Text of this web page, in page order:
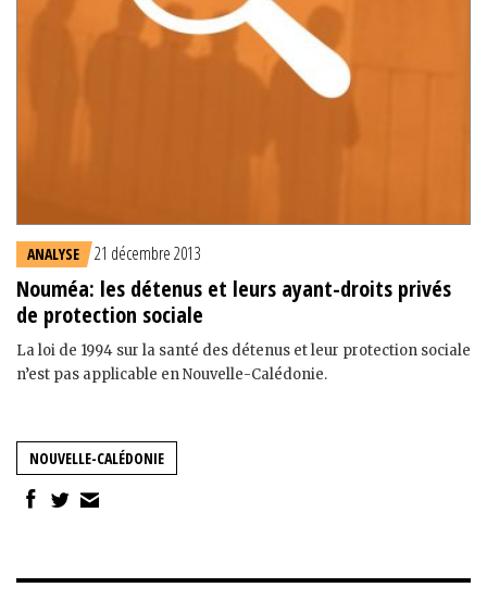
ANALYSE 21 décembre 2013
Nouméa: les détenus et leurs ayant-droits privés
de protection sociale
La loi de 1994 sur la santé des détenus et leur protection sociale
n’est pas applicable en Nouvelle-Calédonie.
NOUVELLE-CALÉDONIE